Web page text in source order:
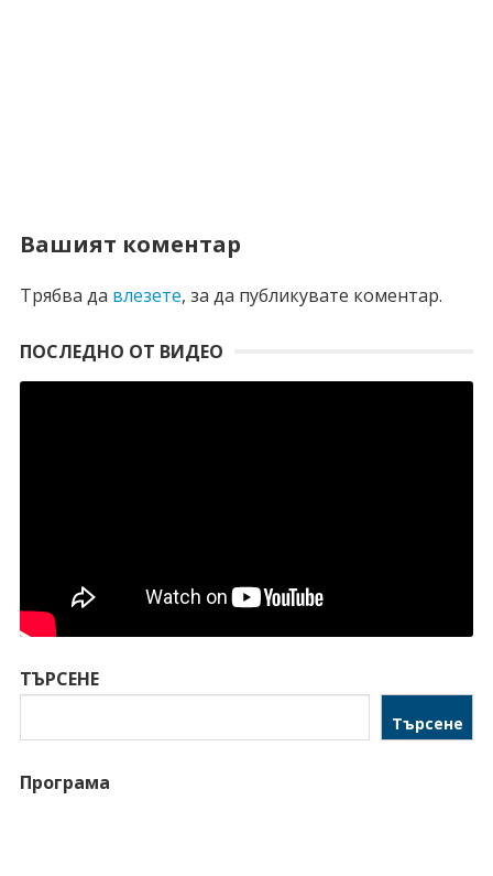
Вашият коментар
Трябва да влезете, за да публикувате коментар.
ПОСЛЕДНО ОТ ВИДЕО
ТЪРСЕНЕ
Търсене
Програма